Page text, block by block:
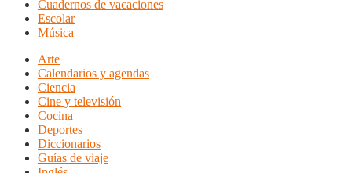
Cuadernos de vacaciones
Escolar
Música
Arte
Calendarios y agendas
Ciencia
Cine y televisión
Cocina
Deportes
Diccionarios
Guías de viaje